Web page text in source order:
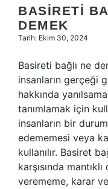
BASIRETI
DEMEK
Tarih: Ekim 30, 2024
Basireti bağlı ne
insanların gerçeği
hakkında
tanımlamak için
insanların bir
edememesi veya
kullanılır. Basiret
karşısında
verememe, karar